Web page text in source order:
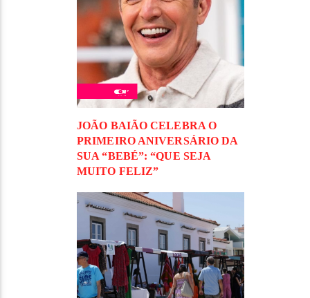
JOÃO BAIÃO CELEBRA O
PRIMEIRO ANIVERSÁRIO DA
SUA “BEBÉ”: “QUE SEJA
MUITO FELIZ”